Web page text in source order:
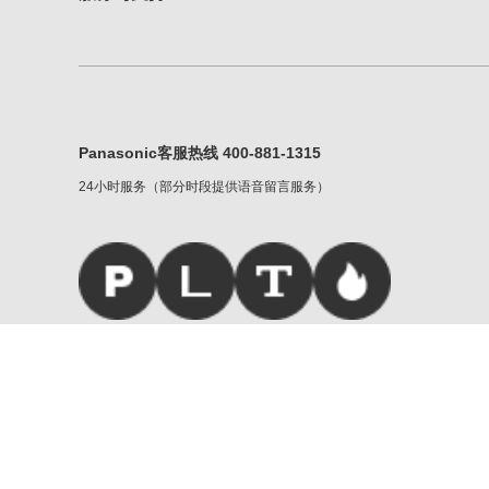
Panasonic客服热线 400-881-1315
24小时服务（部分时段提供语音留言服务）